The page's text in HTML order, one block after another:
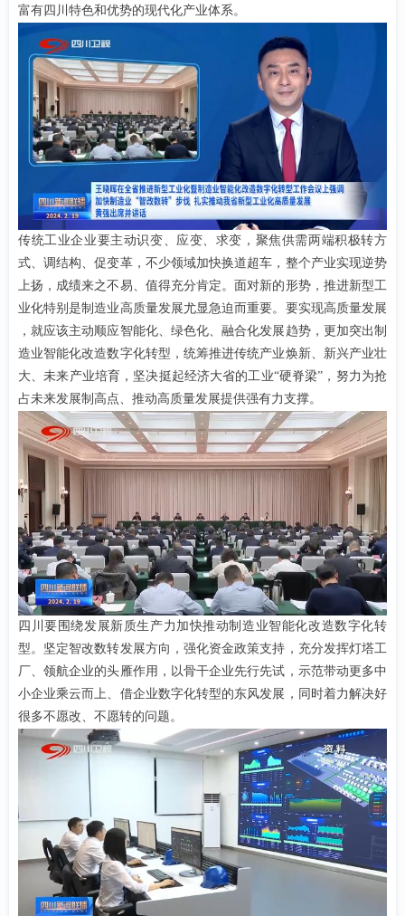
富有四川特色和优势的现代化产业体系。
传统工业企业要主动识变、应变、求变，聚焦供需两端积极转方
式、调结构、促变革，不少领域加快换道超车，整个产业实现逆势
上扬，成绩来之不易、值得充分肯定。面对新的形势，推进新型工
业化特别是制造业高质量发展尤显急迫而重要。要实现高质量发展
，就应该主动顺应智能化、绿色化、融合化发展趋势，更加突出制
造业智能化改造数字化转型，统筹推进传统产业焕新、新兴产业壮
大、未来产业培育，坚决挺起经济大省的工业“硬脊梁”，努力为抢
占未来发展制高点、推动高质量发展提供强有力支撑。
四川要围绕发展新质生产力加快推动制造业智能化改造数字化转
型。坚定智改数转发展方向，强化资金政策支持，充分发挥灯塔工
厂、领航企业的头雁作用，以骨干企业先行先试，示范带动更多中
小企业乘云而上、借企业数字化转型的东风发展，同时着力解决好
很多不愿改、不愿转的问题。